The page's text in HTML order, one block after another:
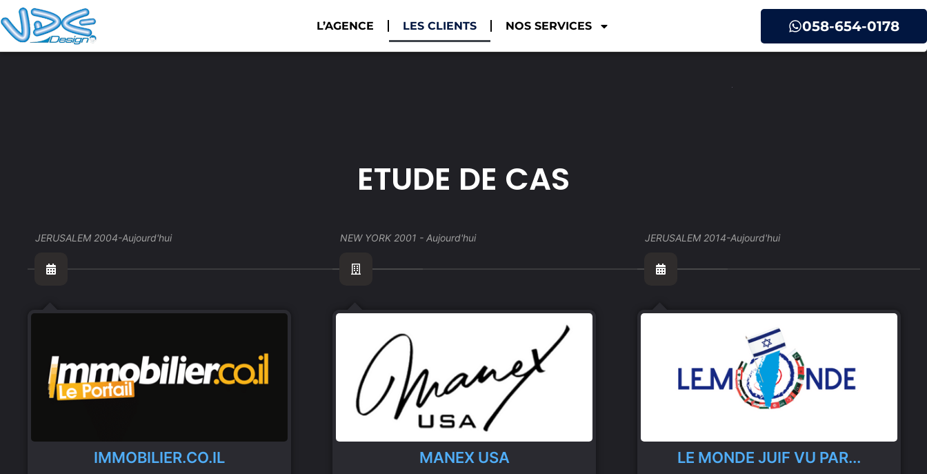
L’AGENCE LES CLIENTS NOS SERVICES 058-654-0178
ETUDE DE CAS
JERUSALEM 2004-Aujourd'hui
IMMOBILIER.CO.IL
NEW YORK 2001 - Aujourd'hui
MANEX USA
JERUSALEM 2014-Aujourd'hui
LE MONDE JUIF VU PAR...